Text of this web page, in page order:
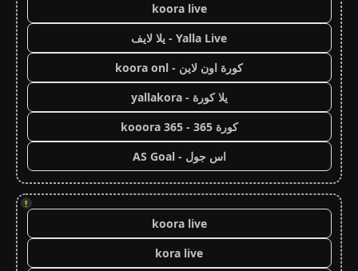
koora live
Yalla Live - يلا لايف
كورة اون لاين - koora onl
يلا كورة - yallakora
كورة 365 - kooora 365
اس جول - AS Goal
!
koora live
kora live